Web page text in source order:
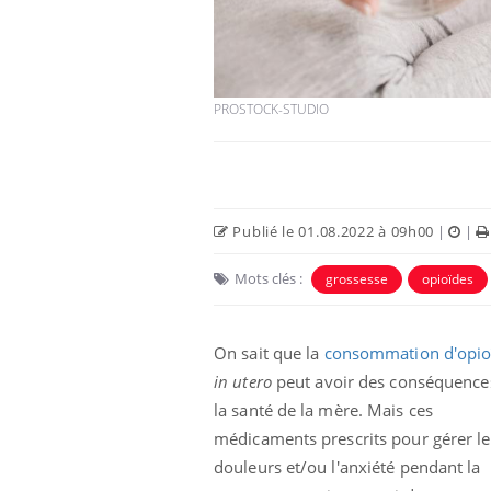
PROSTOCK-STUDIO
Publié le 01.08.2022 à 09h00 | |
Mots clés : grossesse opioïdes
On sait que la consommation
in uteropeut avoir des
la santé de la mère. Mais ces
médicaments prescrits pour gérer
douleurs et/ou l'anxiété pendant la
expliquer ma maladieYoutube
Il y a des sujets qui sont faciles à aborder...
d'autres non ! D'un côté, poser des